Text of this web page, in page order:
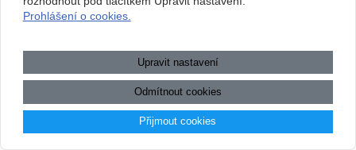
Martínkov
Prohlášení o cookies.
Upravit nastavení
Odmítnout cookies
Přijmout cookies